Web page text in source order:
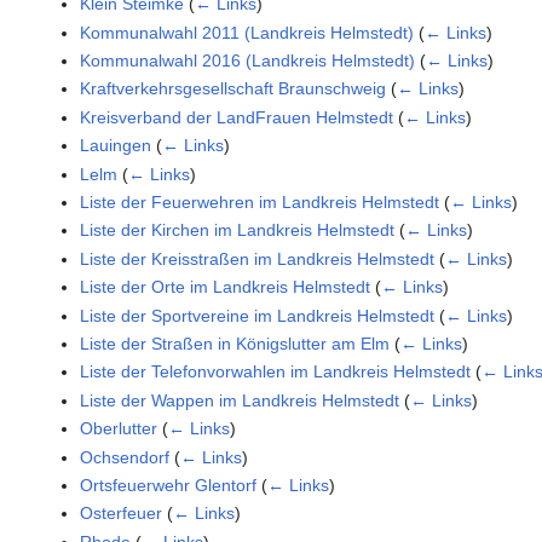
Klein Steimke ( ← Links)
Kommunalwahl 2011 (Landkreis Helmstedt) (← Links)
Kommunalwahl 2016 (Landkreis Helmstedt) (← Links)
Kraftverkehrsgesellschaft Braunschweig (← Links)
Kreisverband der LandFrauen Helmstedt (← Links)
Lauingen (← Links)
Lelm (← Links)
Liste der Feuerwehren im Landkreis Helmstedt (← Links)
Liste der Kirchen im Landkreis Helmstedt (← Links)
Liste der Kreisstraßen im Landkreis Helmstedt (← Links)
Liste der Orte im Landkreis Helmstedt (← Links)
Liste der Sportvereine im Landkreis Helmstedt (← Links)
Liste der Straßen in Königslutter am Elm (← Links)
Liste der Telefonvorwahlen im Landkreis Helmstedt (←
Liste der Wappen im Landkreis Helmstedt (← Links)
Oberlutter (← Links)
Ochsendorf (← Links)
Ortsfeuerwehr Glentorf (← Links)
Osterfeuer (← Links)